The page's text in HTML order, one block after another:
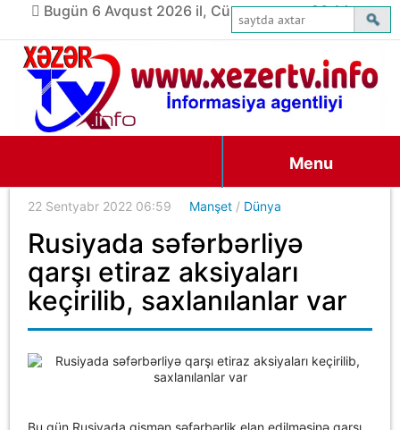
Bugün 6 Avqust 2026 il, Cümə axşamı, 20:14
Menu
22 Sentyabr 2022 06:59 Manşet / Dünya
Rusiyada səfərbərliyə
qarşı etiraz aksiyaları
keçirilib, saxlanılanlar var
Bu gün Rusiyada qismən səfərbərlik elan edilməsinə qarşı